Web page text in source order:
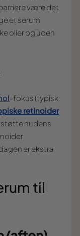
være det
et serum
olier og uden
-fokus (typisk
retinoider
hudens
er ekstra
til